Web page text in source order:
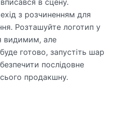
в сцену.
з розчиненням для
Розташуйте логотип у
видимим, але
готово, запустіть шар
послідовне
продакшну.